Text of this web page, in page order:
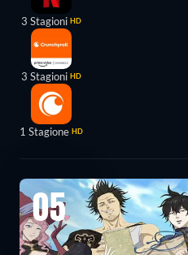
3 Stagioni HD
3 Stagioni HD
1 Stagione HD
05